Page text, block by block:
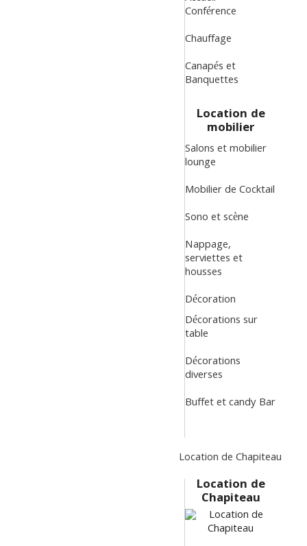
Conférence
Chauffage
Canapés et
Banquettes
Location de
mobilier
Salons et mobilier
lounge
Mobilier de Cocktail
Sono et scène
Nappage,
serviettes et
housses
Décoration
Décorations sur
table
Décorations
diverses
Buffet et candy Bar
Location de Chapiteau
Location de
Chapiteau